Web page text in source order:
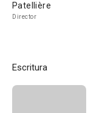
Patellière
Director
Escritura